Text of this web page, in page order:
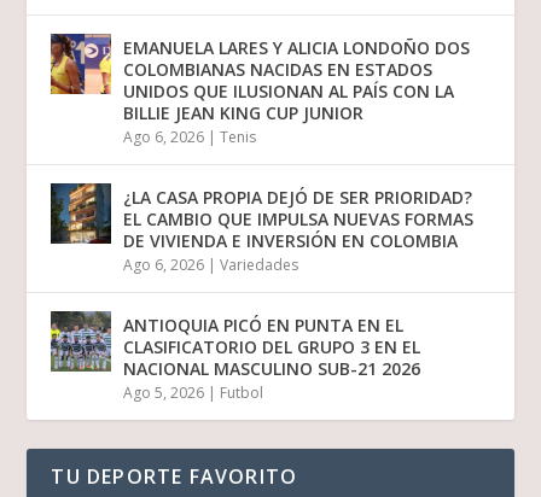
EMANUELA LARES Y ALICIA LONDOÑO DOS
COLOMBIANAS NACIDAS EN ESTADOS
UNIDOS QUE ILUSIONAN AL PAÍS CON LA
BILLIE JEAN KING CUP JUNIOR
Ago 6, 2026 |Tenis
¿LA CASA PROPIA DEJÓ DE SER PRIORIDAD?
EL CAMBIO QUE IMPULSA NUEVAS FORMAS
DE VIVIENDA E INVERSIÓN EN COLOMBIA
Ago 6, 2026 |Variedades
ANTIOQUIA PICÓ EN PUNTA EN EL
CLASIFICATORIO DEL GRUPO 3 EN EL
NACIONAL MASCULINO SUB-21 2026
Ago 5, 2026 | Futbol
TU DEPORTE FAVORITO